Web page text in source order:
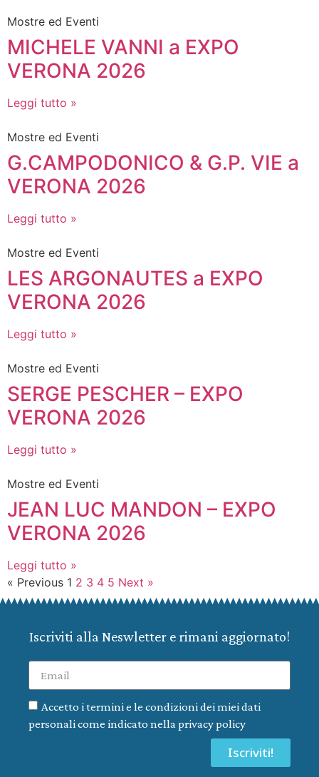
Mostre ed Eventi
MICHELE VANNI a EXPO
VERONA 2026
Leggi tutto »
Mostre ed Eventi
G.CAMPODONICO & G.P. VIE a
VERONA 2026
Leggi tutto »
Mostre ed Eventi
LES ARGONAUTES a EXPO
VERONA 2026
Leggi tutto »
Mostre ed Eventi
SERGE PESCHER – EXPO
VERONA 2026
Leggi tutto »
Mostre ed Eventi
JEAN LUC MANDON – EXPO
VERONA 2026
Leggi tutto »
« Previous 1 2 3 4 5 Next »
Iscriviti alla Neswletter e rimani aggiornato!
Accetto i termini e le condizioni dei miei dati
personali come indicato nella privacy policy
Iscriviti!